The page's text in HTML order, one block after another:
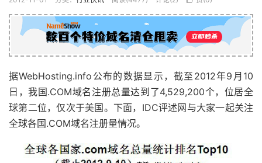
据WebHosting.info公布的数据显示，截至2012年9月10
日，我国.COM域名注册总量达到了4,529,200个，位居全
球第二位，仅次于美国。下面，IDC评述网与大家一起关注
全球各国.COM域名注册量情况。